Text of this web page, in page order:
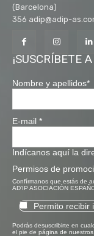
(Barcelona)
356 adip@adip-
¡SUSCRÍBETE
Nombre y apellidos*
E-mail *
Indícanos aquí la
Permisos de
Confírmanos que estás de
AD'IP ASOCIACIÓN
Permito recibir
Podrás desuscribirte en
el pie de página de